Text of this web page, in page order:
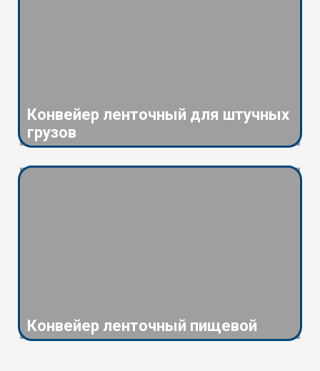
Конвейер ленточный для штучных
грузов
Конвейер ленточный пищевой